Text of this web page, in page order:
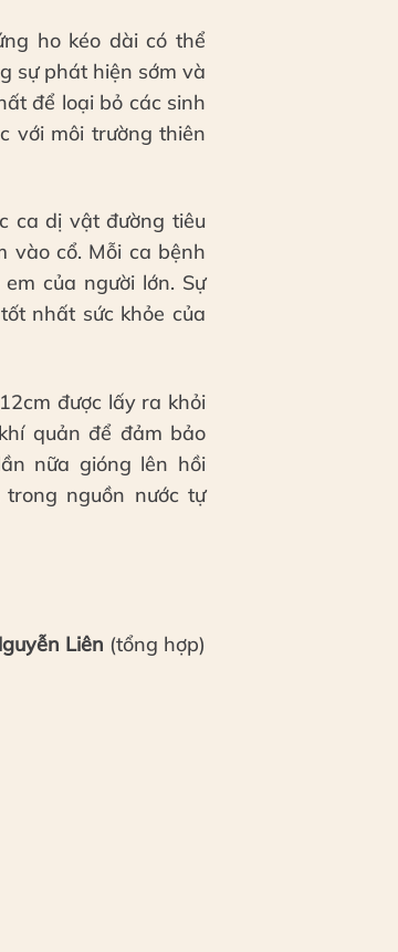
ho kéo dài có thể
sự phát hiện sớm và
để loại bỏ các sinh
với môi trường thiên
ca dị vật đường tiêu
vào cổ. Mỗi ca bệnh
của người lớn. Sự
nhất sức khỏe của
được lấy ra khỏi
quản để đảm bảo
nữa gióng lên hồi
nguồn nước tự
Liên (tổng hợp)